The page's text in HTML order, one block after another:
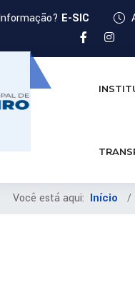
E-SIC
Você está aqui: Início